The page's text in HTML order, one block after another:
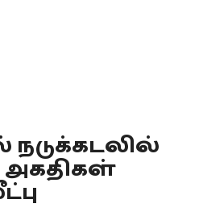
நடுக்கடலில்
அகதிகள்